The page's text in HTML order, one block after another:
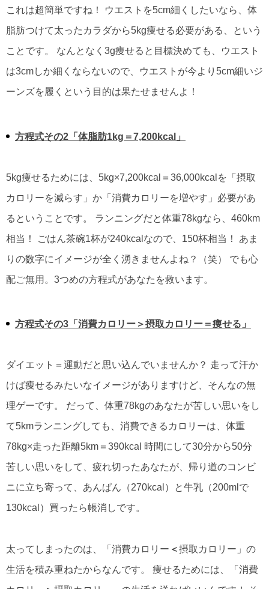
これは超簡単ですね！ ウエストを5cm細くしたいなら、体
脂肪つけて太ったカラダから5kg痩せる必要がある、という
ことです。 なんとなく3g痩せると目標決めても、ウエスト
は3cmしか細くならないので、ウエストが今より5cm細いジ
ーンズを履くという目的は果たせませんよ！
方程式その2「体脂肪1kg＝7,200kcal」
5kg痩せるためには、5kg×7,200kcal＝36,000kcalを「摂取
カロリーを減らす」か「消費カロリーを増やす」必要があ
るということです。 ランニングだと体重78kgなら、460km
相当！ ごはん茶碗1杯が240kcalなので、150杯相当！ あま
りの数字にイメージが全く湧きませんよね？（笑） でも心
配ご無用。3つめの方程式があなたを救います。
方程式その3「消費カロリー＞摂取カロリー＝痩せる」
ダイエット＝運動だと思い込んでいませんか？ 走って汗か
けば痩せるみたいなイメージがありますけど、そんなの無
理ゲーです。 だって、体重78kgのあなたが苦しい思いをし
て5kmランニングしても、消費できるカロリーは、体重
78kg×走った距離5km＝390kcal 時間にして30分から50分
苦しい思いをして、疲れ切ったあなたが、帰り道のコンビ
ニに立ち寄って、あんぱん（270kcal）と牛乳（200mlで
130kcal）買ったら帳消しです。
太ってしまったのは、「消費カロリー ＜摂取カロリー」の
生活を積み重ねたからなんです。 痩せるためには、「消費